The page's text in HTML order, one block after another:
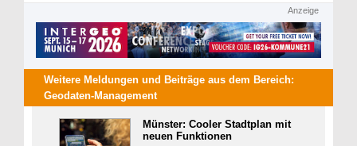
Anzeige
Weitere Meldungen und Beiträge aus dem Bereich:
Geodaten-Management
Münster: Cooler Stadtplan mit
neuen Funktionen